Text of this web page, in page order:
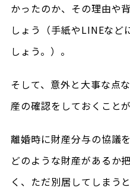
かったのか、その理由や
しょう（手紙やLINEなど
しょう。）。
そして、意外と大事な点
産の確認をしておくこと
離婚時に財産分与の協議
どのような財産があるか
く、ただ別居してしまう